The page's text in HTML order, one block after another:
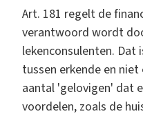
Art. 181 regelt de
verantwoord wordt
lekenconsulenten. Dat
tussen erkende en
aantal 'gelovigen' dat
voordelen, zoals de